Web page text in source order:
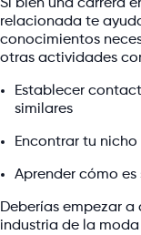
Si bien una carrera
relacionada te
conocimientos
otras actividades
Establecer
similares
Encontrar tu nicho
Aprender cómo
Deberías empezar
industria de la